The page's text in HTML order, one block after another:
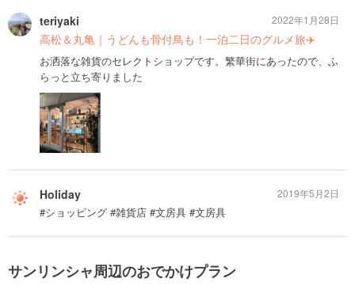
teriyaki
高松＆丸亀｜うどんも骨付鳥も！一泊二日のグルメ旅✈️
お洒落な雑貨のセレクトショップです。繁華街にあったので、ふ
らっと立ち寄りました
2022年1月28日
Holiday
#ショッピング #雑貨店 #文房具 #文房具
2019年5月2日
サンリンシャ周辺のおでかけプラン